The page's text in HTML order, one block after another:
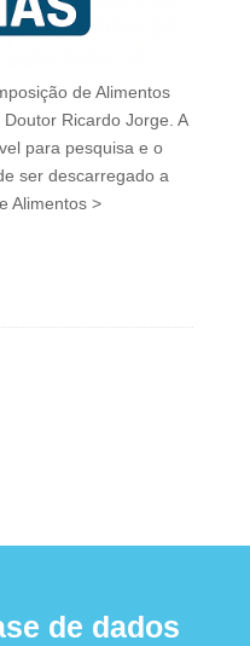
de Alimentos
Ricardo Jorge. A
para pesquisa e o
ser descarregado a
Alimentos >
de dados